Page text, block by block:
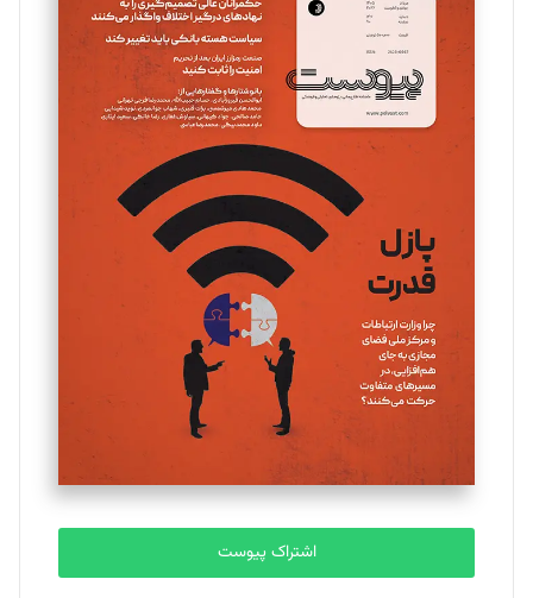
سروش کرمیان
تحریریه
مینا پاکدل
یسنا امان‌پور
تحریریه
ملینا جعفری
تحریریه
مصطفی مسجدی آرانی
تحریریه
بابک نقاش
اشتراک پیوست